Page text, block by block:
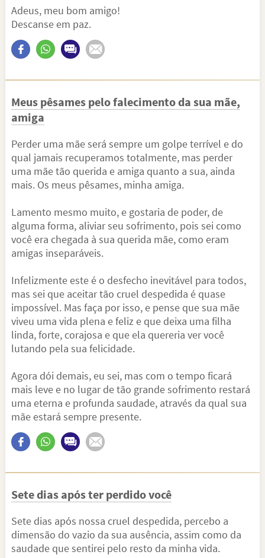
Adeus, meu bom amigo!
Descanse em paz.
Meus pêsames pelo falecimento da sua mãe,
amiga
Perder uma mãe será sempre um golpe terrível e do
qual jamais recuperamos totalmente, mas perder
uma mãe tão querida e amiga quanto a sua, ainda
mais. Os meus pêsames, minha amiga.
Lamento mesmo muito, e gostaria de poder, de
alguma forma, aliviar seu sofrimento, pois sei como
você era chegada à sua querida mãe, como eram
amigas inseparáveis.
Infelizmente este é o desfecho inevitável para todos,
mas sei que aceitar tão cruel despedida é quase
impossível. Mas faça por isso, e pense que sua mãe
viveu uma vida plena e feliz e que deixa uma filha
linda, forte, corajosa e que ela quereria ver você
lutando pela sua felicidade.
Agora dói demais, eu sei, mas com o tempo ficará
mais leve e no lugar de tão grande sofrimento restará
uma eterna e profunda saudade, através da qual sua
mãe estará sempre presente.
Sete dias após ter perdido você
Sete dias após nossa cruel despedida, percebo a
dimensão do vazio da sua ausência, assim como da
saudade que sentirei pelo resto da minha vida.